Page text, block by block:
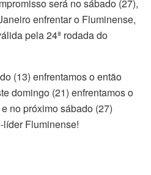
será no sábado (27),
enfrentar o Fluminense,
pela 24ª rodada do
(13) enfrentamos o então
domingo (21) enfrentamos o
no próximo sábado (27)
líder Fluminense!